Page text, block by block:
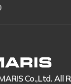
Co.,Ltd. All